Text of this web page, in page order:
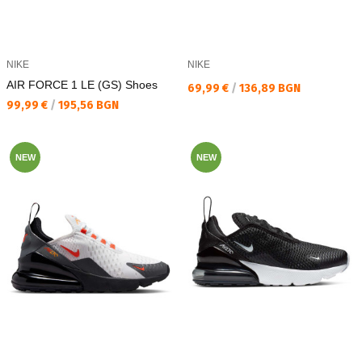
NIKE
AIR FORCE 1 LE (GS) Shoes
Текуща цена:
99,99 € / 195,56 BGN
NIKE
Текуща цена:
69,99 € / 136,89 BGN
NEW NEW